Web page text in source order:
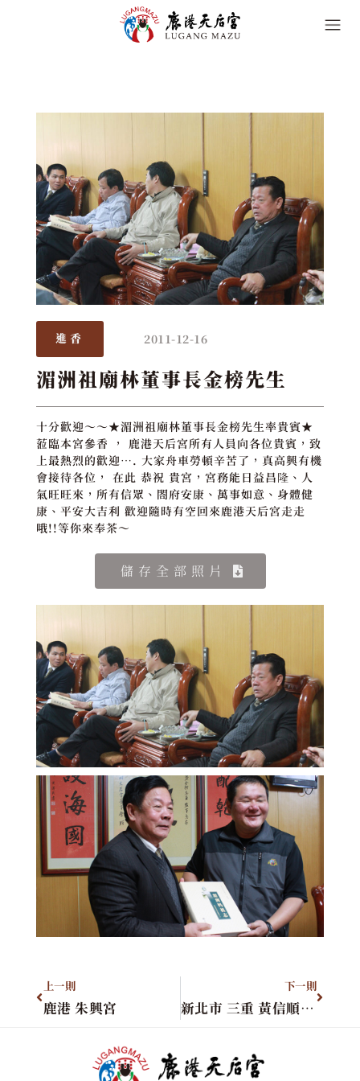
進香 2011-12-16
湄洲祖廟林董事長金榜先生
十分歡迎～～★湄洲祖廟林董事長金榜先生率貴賓★
蒞臨本宮參香 ， 鹿港天后宮所有人員向各位貴賓，致
上最熱烈的歡迎…. 大家舟車勞頓辛苦了，真高興有機
會接待各位， 在此 恭祝 貴宮，宮務能日益昌隆、人
氣旺旺來，所有信眾、閤府安康、萬事如意、身體健
康、平安大吉利 歡迎隨時有空回來鹿港天后宮走走
哦!!等你來奉茶～
儲存全部照片
上一則
鹿港 朱興宮
下一則
新北市 三重 黃信順(私人)